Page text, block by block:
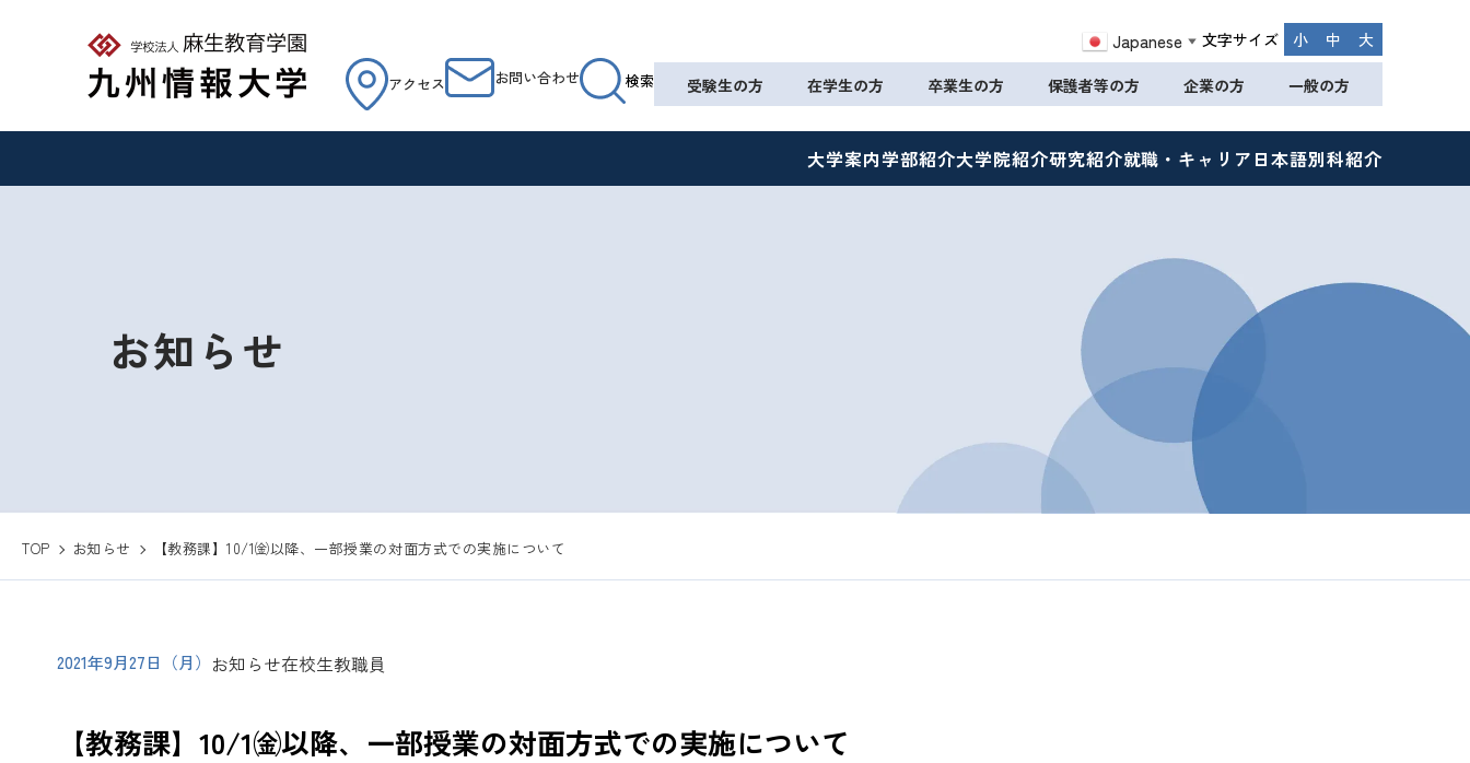
Japanese ▼ 文字サイズ 小 中 大
アクセス お問い合わせ 検索 受験生の方 在学生の方 卒業生の方 保護者等の方 企業の方 一般の方
大学案内学部紹介大学院紹介研究紹介就職・キャリア 日本語別科紹介
お知らせ
TOP お知らせ 【教務課】10/1㈮以降、一部授業の対面方式での実施について
2021年9月27日（月） お知らせ在校生教職員
【教務課】10/1㈮以降、一部授業の対面方式での実施について